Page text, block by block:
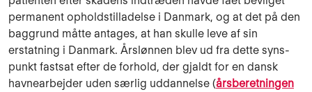
permanent opholdstilladelse i Danmark, og at det på den
baggrund måtte antages, at han skulle leve af sin
erstatning i Danmark. Årslønnen blev ud fra dette syns­
punkt fastsat efter de forhold, der gjaldt for en dansk
havnearbejder uden særlig uddan­nelse (årsberetningen